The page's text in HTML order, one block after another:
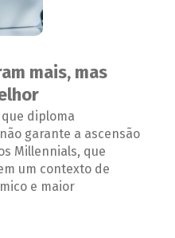
mais, mas
diploma
garante a ascensão
Millennials, que
um contexto de
e maior